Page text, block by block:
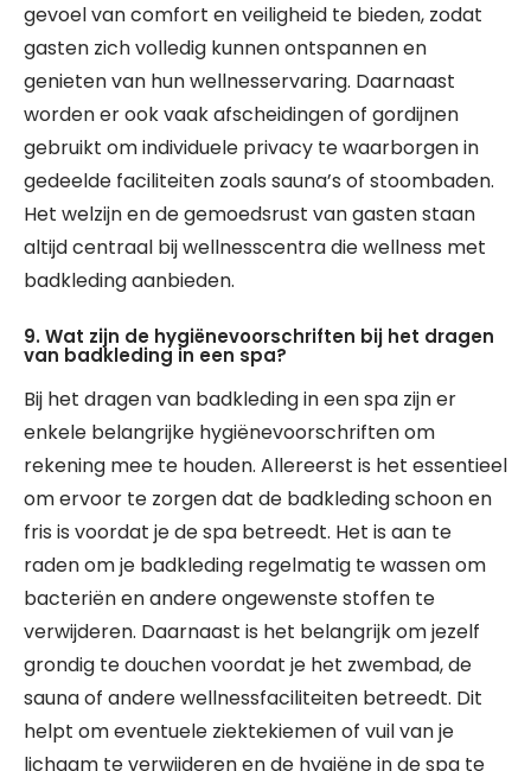
gevoel van comfort en veiligheid te bieden, zodat
gasten zich volledig kunnen ontspannen en
genieten van hun wellnesservaring. Daarnaast
worden er ook vaak afscheidingen of gordijnen
gebruikt om individuele privacy te waarborgen in
gedeelde faciliteiten zoals sauna’s of stoombaden.
Het welzijn en de gemoedsrust van gasten staan
altijd centraal bij wellnesscentra die wellness met
badkleding aanbieden.
9. Wat zijn de hygiënevoorschriften bij het dragen
van badkleding in een spa?
Bij het dragen van badkleding in een spa zijn er
enkele belangrijke hygiënevoorschriften om
rekening mee te houden. Allereerst is het essentieel
om ervoor te zorgen dat de badkleding schoon en
fris is voordat je de spa betreedt. Het is aan te
raden om je badkleding regelmatig te wassen om
bacteriën en andere ongewenste stoffen te
verwijderen. Daarnaast is het belangrijk om jezelf
grondig te douchen voordat je het zwembad, de
sauna of andere wellnessfaciliteiten betreedt. Dit
helpt om eventuele ziektekiemen of vuil van je
lichaam te verwijderen en de hygiëne in de spa te